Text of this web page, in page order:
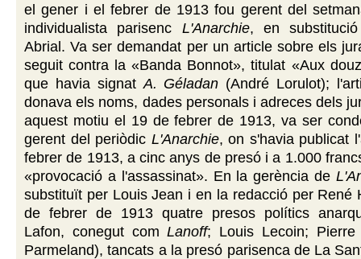
el gener i el febrer de 1913 fou gerent del
individualista parisenc L'Anarchie, en
Abrial. Va ser demandat per un article sobre els
seguit contra la «Banda Bonnot», titulat «Aux
que havia signat A. Géladan (André Lorulot);
donava els noms, dades personals i adreces dels
aquest motiu el 19 de febrer de 1913, va ser
gerent del periòdic L'Anarchie, on s'havia publicat
febrer de 1913, a cinc anys de presó i a 1.000
«provocació a l'assassinat». En la gerència de
substituït per Louis Jean i en la redacció per René
de febrer de 1913 quatre presos polítics
Lafon, conegut comLanoff; Louis Lecoin;
Parmeland), tancats a la presó parisenca de La